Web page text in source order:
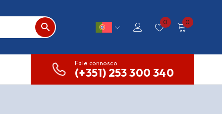
0 0
Fale connosco
(+351) 253 300 340